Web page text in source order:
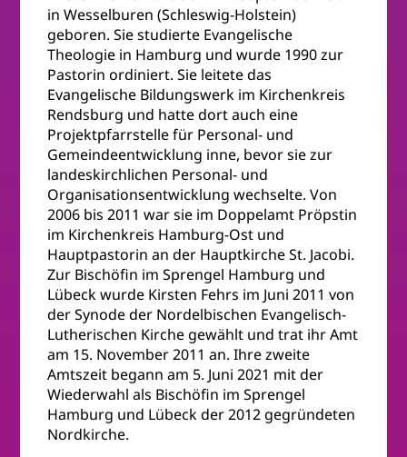
in Wesselburen (Schleswig-Holstein)
geboren. Sie studierte Evangelische
Theologie in Hamburg und wurde 1990 zur
Pastorin ordiniert. Sie leitete das
Evangelische Bildungswerk im Kirchenkreis
Rendsburg und hatte dort auch eine
Projektpfarrstelle für Personal- und
Gemeindeentwicklung inne, bevor sie zur
landeskirchlichen Personal- und
Organisationsentwicklung wechselte. Von
2006 bis 2011 war sie im Doppelamt Pröpstin
im Kirchenkreis Hamburg-Ost und
Hauptpastorin an der Hauptkirche St. Jacobi.
Zur Bischöfin im Sprengel Hamburg und
Lübeck wurde Kirsten Fehrs im Juni 2011 von
der Synode der Nordelbischen Evangelisch-
Lutherischen Kirche gewählt und trat ihr Amt
am 15. November 2011 an. Ihre zweite
Amtszeit begann am 5. Juni 2021 mit der
Wiederwahl als Bischöfin im Sprengel
Hamburg und Lübeck der 2012 gegründeten
Nordkirche.